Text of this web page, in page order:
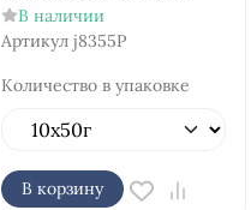
В наличии
Артикул j8355P
Количество в упаковке
В корзину